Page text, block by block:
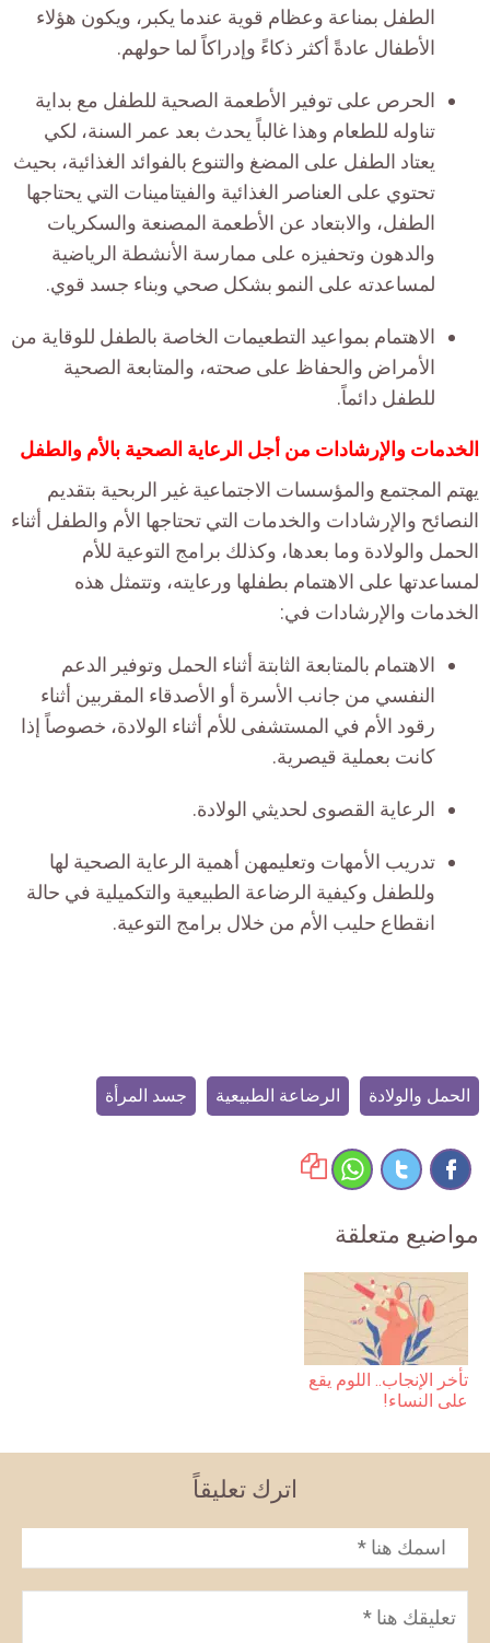
الطفل بمناعة وعظام قوية عندما يكبر، ويكون هؤلاء
الأطفال عادةً أكثر ذكاءً وإدراكاً لما حولهم.
الحرص على توفير الأطعمة الصحية للطفل مع بداية
تناوله للطعام وهذا غالباً يحدث بعد عمر السنة، لكي
يعتاد الطفل على المضغ والتنوع بالفوائد الغذائية، بحيث
تحتوي على العناصر الغذائية والفيتامينات التي يحتاجها
الطفل، والابتعاد عن الأطعمة المصنعة والسكريات
والدهون وتحفيزه على ممارسة الأنشطة الرياضية
لمساعدته على النمو بشكل صحي وبناء جسد قوي.
الاهتمام بمواعيد التطعيمات الخاصة بالطفل للوقاية من
الأمراض والحفاظ على صحته، والمتابعة الصحية
للطفل دائماً.
الخدمات والإرشادات من أجل الرعاية الصحية بالأم والطفل
يهتم المجتمع والمؤسسات الاجتماعية غير الربحية بتقديم
النصائح والإرشادات والخدمات التي تحتاجها الأم والطفل أثناء
الحمل والولادة وما بعدها، وكذلك برامج التوعية للأم
لمساعدتها على الاهتمام بطفلها ورعايته، وتتمثل هذه
الخدمات والإرشادات في:
الاهتمام بالمتابعة الثابتة أثناء الحمل وتوفير الدعم
النفسي من جانب الأسرة أو الأصدقاء المقربين أثناء
رقود الأم في المستشفى للأم أثناء الولادة، خصوصاً إذا
كانت بعملية قيصرية.
الرعاية القصوى لحديثي الولادة.
تدريب الأمهات وتعليمهن أهمية الرعاية الصحية لها
وللطفل وكيفية الرضاعة الطبيعية والتكميلية في حالة
انقطاع حليب الأم من خلال برامج التوعية.
الحمل والولادة الرضاعة الطبيعية جسد المرأة
مواضيع متعلقة
تأخر الإنجاب.. اللوم يقع
على النساء!
اترك تعليقاً
الاسم*
تعليق